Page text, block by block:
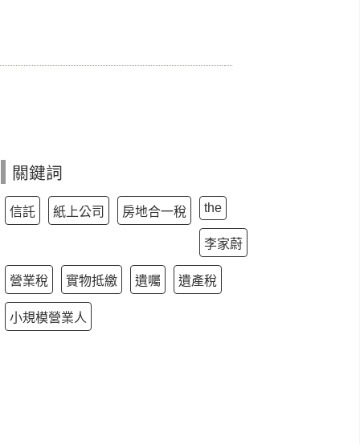
關鍵詞
信託 紙上公司 房地合一稅 the
李家蔚
營業稅 實物抵繳 遺囑 遺產稅
小規模營業人